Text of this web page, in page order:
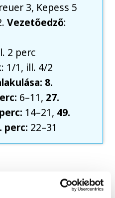
3, Kepess 5
Vezetőedző:
2 perc
: 1/1, ill. 4/2
8.
6–11, 27.
14–21, 49.
perc: 22–31